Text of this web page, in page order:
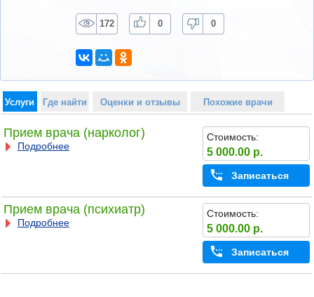
172 0 0
Услуги Где найти Оценки и отзывы Похожие врачи
Прием врача (нарколог)
Подробнее
Стоимость:
5 000.00 р.
Записаться
Прием врача (психиатр)
Подробнее
Стоимость:
5 000.00 р.
Записаться